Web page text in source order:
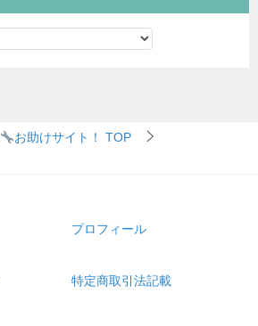
お助けサイト！
TOP
プロフィール
特定商取引法記載